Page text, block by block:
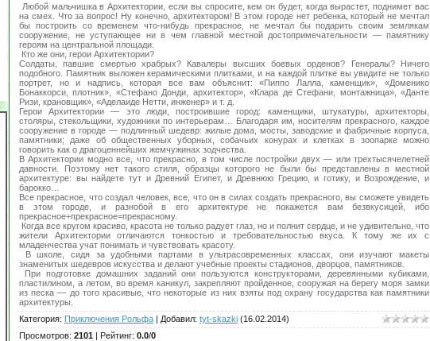
Любой мальчишка в Архитектории, если вы спросите, кем он будет, когда вырастет, поднимет вас
на смех. Что за вопрос! Ну конечно, архитектором! В этом городе нет ребенка, который не мечтал
бы построить со временем что-нибудь прекрасное, не мечтал бы подарить своим землякам
сооружение, не уступающее ни в чем главной местной достопримечательности — памятнику
героям на центральной площади.
Кто же они, герои Архитектории?
Солдаты, павшие смертью храбрых? Кавалеры высших боевых орденов? Генералы? Ничего
подобного. Памятник выложен керамическими плитками, и на каждой плитке вы увидите не только
портрет, но и надпись, которая все вам объяснит: «Пиппо Лалла, каменщик», «Доменико
Бонаккорси, плотник», «Стефано Донди, архитектор», «Клара де Стефани, монтажница», «Данте
Ризи, крановщик», «Аделаиде Нетти, инженер» и т. д.
Герои Архитектории — это люди, построившие город: каменщики, штукатуры, архитекторы,
столяры, стекольщики, художники по интерьерам… Благодаря им, носителям прекрасного, каждое
сооружение в городе — подлинный шедевр: жилые дома, мосты, заводские и фабричные корпуса,
памятники; даже об общественных уборных, собачьих конурах и клетках в зоопарке можно
говорить как о драгоценнейших жемчужинах зодчества.
В Архитектории модно все, что прекрасно, в том числе постройки двух — или трехтысячелетней
давности. Поэтому нет такого стиля, образцы которого не были бы представлены в местной
архитектуре: вы найдете тут и Древний Египет, и Древнюю Грецию, и готику, и Возрождение, и
барокко…
Все прекрасное, что создал человек, все, что он в силах создать прекрасного, вы сможете увидеть
в этом городе, и разнобой в его архитектуре не покажется вам безвкусицей, ибо
прекрасное+прекрасное=прекрасному.
Когда все кругом красиво, красота не только радует глаз, но и полнит сердце, и не удивительно, что
жители Архитектории отличаются тонкостью и требовательностью вкуса. К тому же их с
младенчества учат понимать и чувствовать красоту.
В школе, сидя за удобными партами в ультрасовременных классах, они изучают макеты
знаменитых шедевров искусства и делают учебные проекты стадионов, дворцов, памятников.
При подготовке домашних заданий они пользуются конструкторами, деревянными кубиками,
пластилином, а летом, во время каникул, закрепляют пройденное, сооружая на берегу моря замки
из песка — до того красивые, что некоторые из них взяты под охрану государства как памятники
архитектуры.
Категория: Приключения Рольфа | Добавил: tyt-skazki (16.02.2014)
Просмотров: 2101 | Рейтинг: 0.0/0